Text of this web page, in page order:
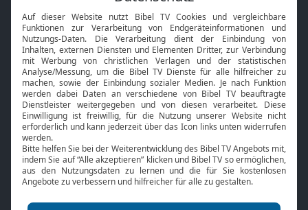
Neuigkeiten
Smart TV
HbbTV
Bibelthek Online-Bibel
Nächster Gottesdienst
Bibel TV
Über uns
Jobs
Mediadaten
Service
Kontakt
TV-Empfang